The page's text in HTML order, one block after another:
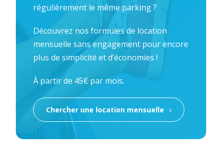
régulièrement le même parking ?
Découvrez nos formules de location
mensuelle sans engagement pour encore
plus de simplicité et d’économies !
À partir de 45€ par mois.
Chercher une location mensuelle